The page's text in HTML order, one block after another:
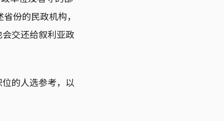
份的民政机构，
交还给叙利亚政
的人选参考，以